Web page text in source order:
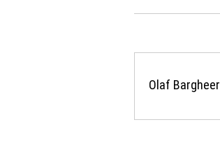
Olaf Bargheer